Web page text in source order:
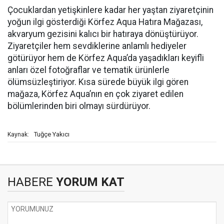
Çocuklardan yetişkinlere kadar her yaştan ziyaretçinin
yoğun ilgi gösterdiği Körfez Aqua Hatıra Mağazası,
akvaryum gezisini kalıcı bir hatıraya dönüştürüyor.
Ziyaretçiler hem sevdiklerine anlamlı hediyeler
götürüyor hem de Körfez Aqua’da yaşadıkları keyifli
anları özel fotoğraflar ve tematik ürünlerle
ölümsüzleştiriyor. Kısa sürede büyük ilgi gören
mağaza, Körfez Aqua’nın en çok ziyaret edilen
bölümlerinden biri olmayı sürdürüyor.
Kaynak: Tuğçe Yakıcı
HABERE YORUM KAT